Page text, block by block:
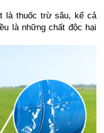
là những chất độc hại